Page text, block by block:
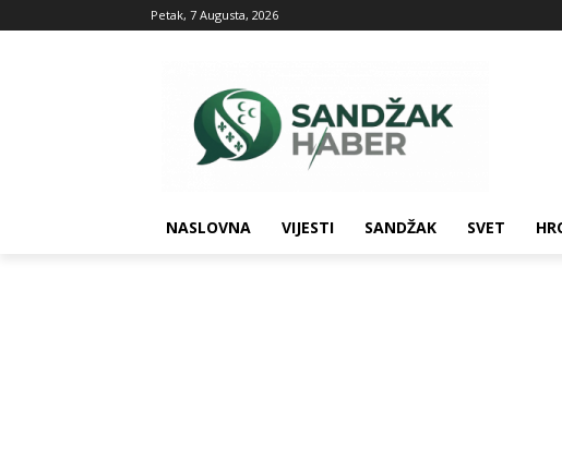
Petak, 7 Augusta, 2026
NASLOVNA VIJESTI SANDŽAK SVET